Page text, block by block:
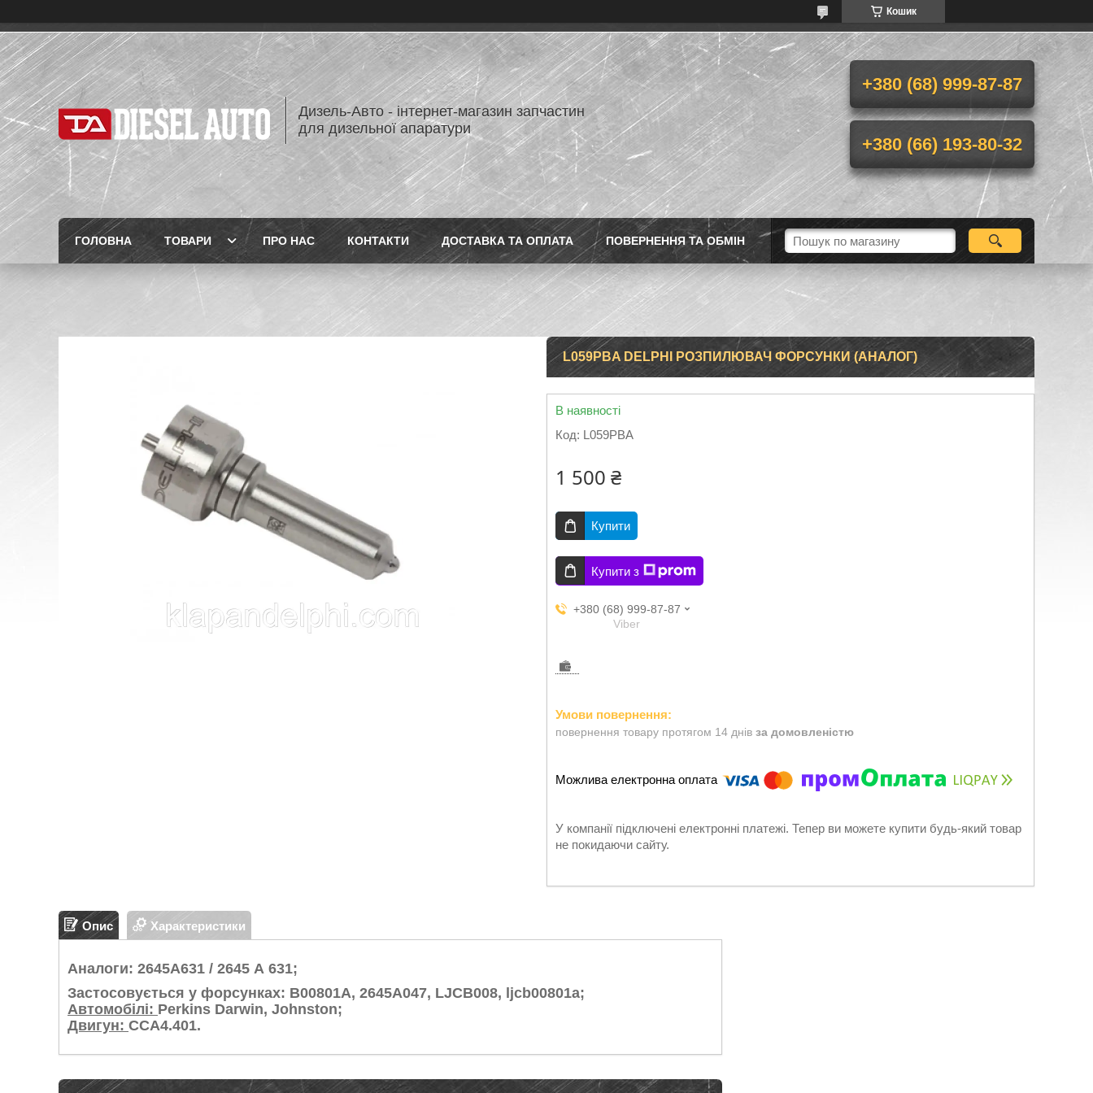
Кошик
Дизель-Авто - інтернет-магазин запчастин
для дизельної апаратури
+380 (68) 999-87-87
+380 (66) 193-80-32
ГОЛОВНА ТОВАРИ ПРО НАС КОНТАКТИ ДОСТАВКА ТА ОПЛАТА ПОВЕРНЕННЯ ТА ОБМІН
L059PBA DELPHI РОЗПИЛЮВАЧ ФОРСУНКИ (АНАЛОГ)
В наявності
Код: L059PBA
1 500 ₴
Купити
Купити з
+380 (68) 999-87-87
Viber
повернення товару протягом 14 днів за домовленістю
У компанії підключені електронні платежі. Тепер ви можете купити будь-який товар
не покидаючи сайту.
Опис Характеристики
Аналоги: 2645A631 / 2645 А 631;
Застосовується у форсунках: B00801A, 2645A047, LJCB008, ljcb00801a;
Автомобілі: Perkins Darwin, Johnston;
Двигун: CCA4.401.